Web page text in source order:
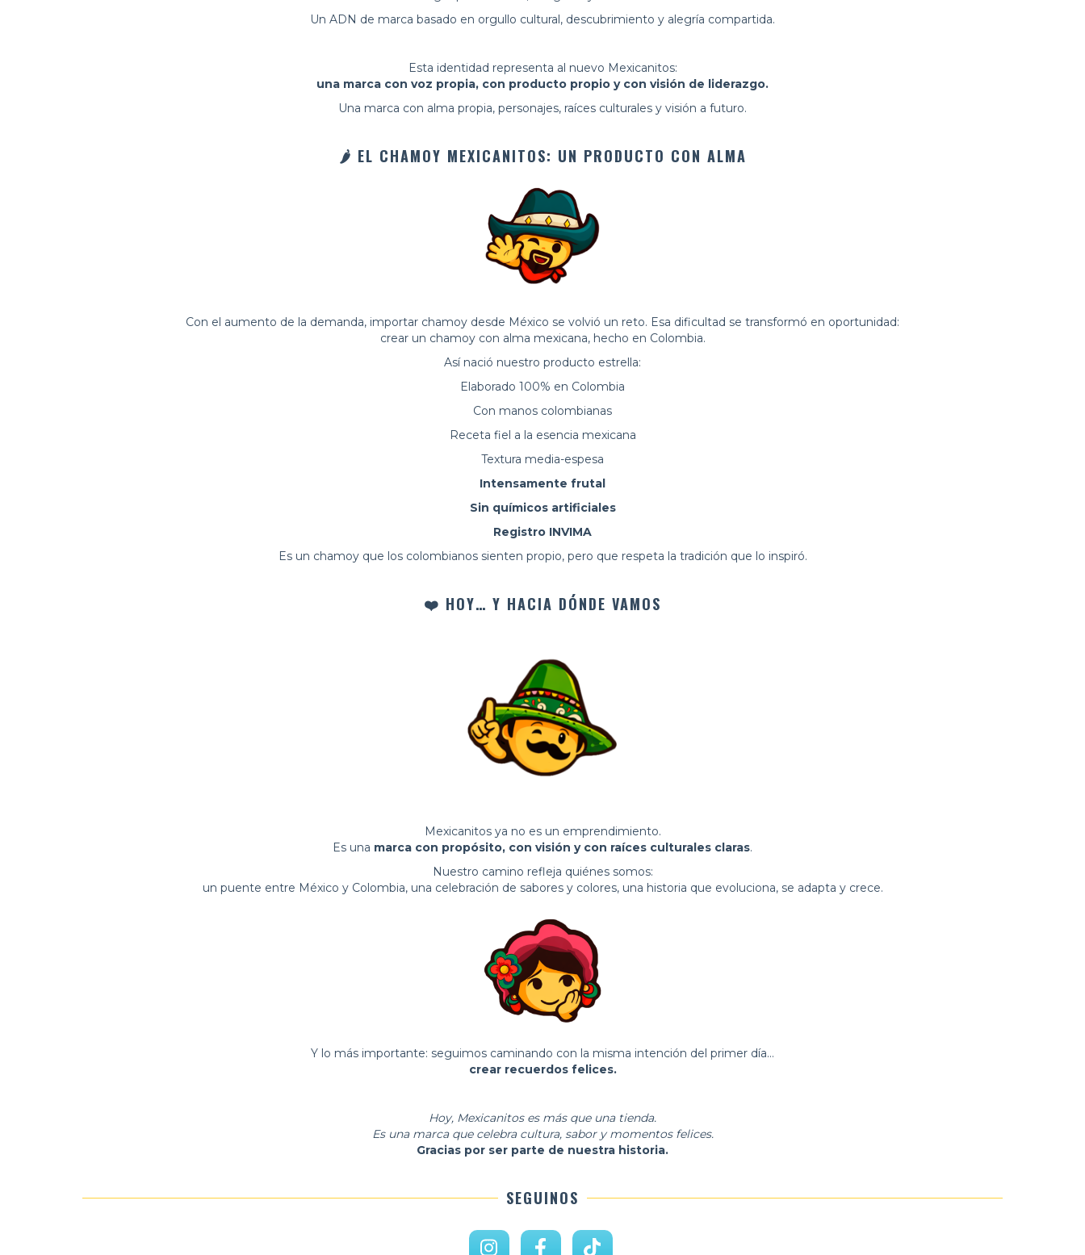
Un ADN de marca basado en orgullo cultural, descubrimiento y alegría compartida.
Esta identidad representa al nuevo Mexicanitos:
una marca con voz propia, con producto propio y con visión de liderazgo.
Una marca con alma propia, personajes, raíces culturales y visión a futuro.
🌶️ EL CHAMOY MEXICANITOS: UN PRODUCTO CON ALMA
Con el aumento de la demanda, importar chamoy desde México se volvió un reto. Esa dificultad se transformó en oportunidad:
crear un chamoy con alma mexicana, hecho en Colombia.
Así nació nuestro producto estrella:
Elaborado 100% en Colombia
Con manos colombianas
Receta fiel a la esencia mexicana
Textura media-espesa
Intensamente frutal
Sin químicos artificiales
Registro INVIMA
Es un chamoy que los colombianos sienten propio, pero que respeta la tradición que lo inspiró.
❤️ HOY… Y HACIA DÓNDE VAMOS
Mexicanitos ya no es un emprendimiento.
Es una marca con propósito, con visión y con raíces culturales claras.
Nuestro camino refleja quiénes somos:
un puente entre México y Colombia, una celebración de sabores y colores, una historia que evoluciona, se adapta y crece.
Y lo más importante: seguimos caminando con la misma intención del primer día…
crear recuerdos felices.
Hoy, Mexicanitos es más que una tienda.
Es una marca que celebra cultura, sabor y momentos felices.
Gracias por ser parte de nuestra historia.
SEGUINOS